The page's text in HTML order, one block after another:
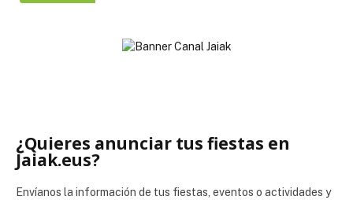
¿Quieres anunciar tus fiestas en
Jaiak.eus?
Envíanos la información de tus fiestas, eventos o actividades y